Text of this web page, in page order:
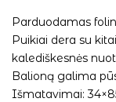
Parduodamas
Puikiai dera su
kalediškesnės
Balioną galima
Išmatavimai: